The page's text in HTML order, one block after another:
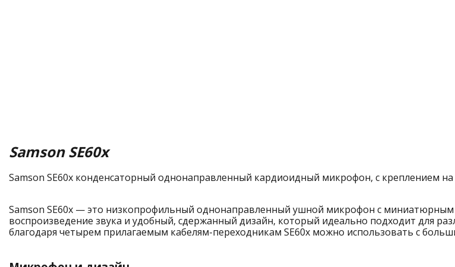
Samson SE60x
Samson SE60x конденсаторный однонаправленный кардиоидный микрофон, с креплением на
Samson SE60x — это низкопрофильный однонаправленный ушной микрофон с
воспроизведение звука и удобный, сдержанный дизайн, который идеально подходит для
благодаря четырем прилагаемым кабелям-переходникам SE60x можно использовать с